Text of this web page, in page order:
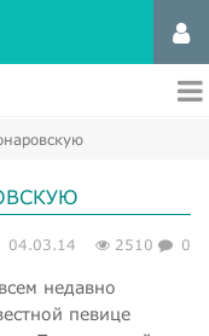
04.03.14 2510 0
недавно
певице